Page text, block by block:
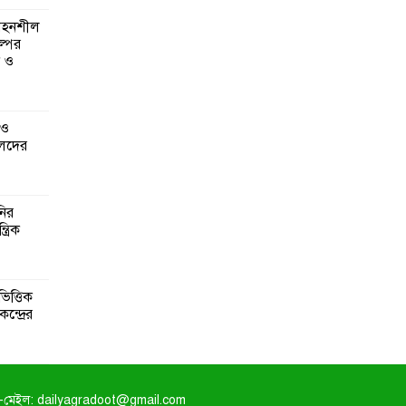
ও
মেইল: dailyagradoot@gmail.com